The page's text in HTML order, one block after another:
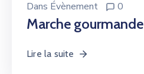
Dans Évènement 0
Marche gourmande
Lire la suite